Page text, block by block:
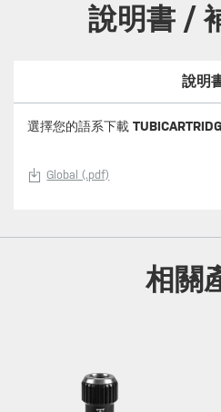
說明書 /
說明
選擇您的語系下載
Global (.pdf)
相關